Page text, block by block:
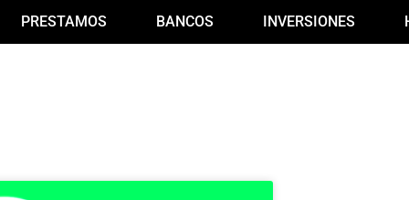
PRESTAMOS BANCOS INVERSIONES